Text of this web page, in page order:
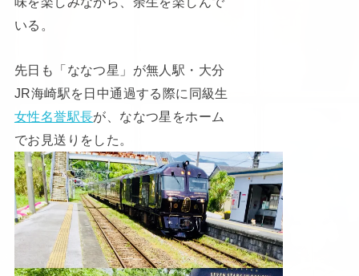
いる。
先日も「ななつ星」が無人駅・大分
JR海崎駅を日中通過する際に同級生
女性名誉駅長が、ななつ星をホーム
でお見送りをした。